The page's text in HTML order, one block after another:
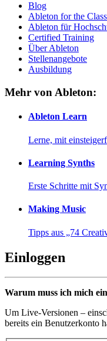
Blog
Ableton for the
Ableton für
Certified Training
Über Ableton
Stellenangebote
Ausbildung
Mehr von Ableton:
Ableton Learn
Lerne, mit
Learning Synths
Erste Schritte mit
Making Music
Tipps aus „74
Einloggen
Warum muss ich mich
Um Live-Versionen –
bereits ein Benutzerkonto